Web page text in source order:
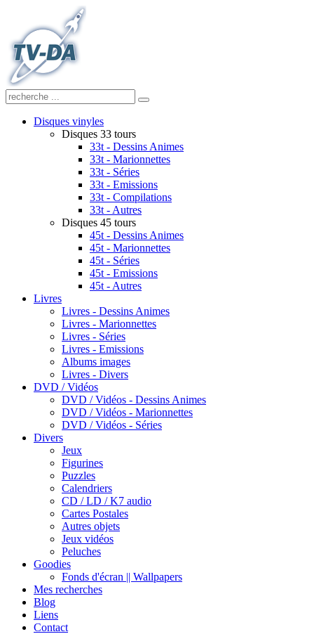
Disques vinyles
Disques 33 tours
33t - Dessins Animes
33t - Marionnettes
33t - Séries
33t - Emissions
33t - Compilations
33t - Autres
Disques 45 tours
45t - Dessins Animes
45t - Marionnettes
45t - Séries
45t - Emissions
45t - Autres
Livres
Livres - Dessins Animes
Livres - Marionnettes
Livres - Séries
Livres - Emissions
Albums images
Livres - Divers
DVD / Vidéos
DVD / Vidéos - Dessins Animes
DVD / Vidéos - Marionnettes
DVD / Vidéos - Séries
Divers
Jeux
Figurines
Puzzles
Calendriers
CD / LD / K7 audio
Cartes Postales
Autres objets
Jeux vidéos
Peluches
Goodies
Fonds d'écran || Wallpapers
Mes recherches
Blog
Liens
Contact